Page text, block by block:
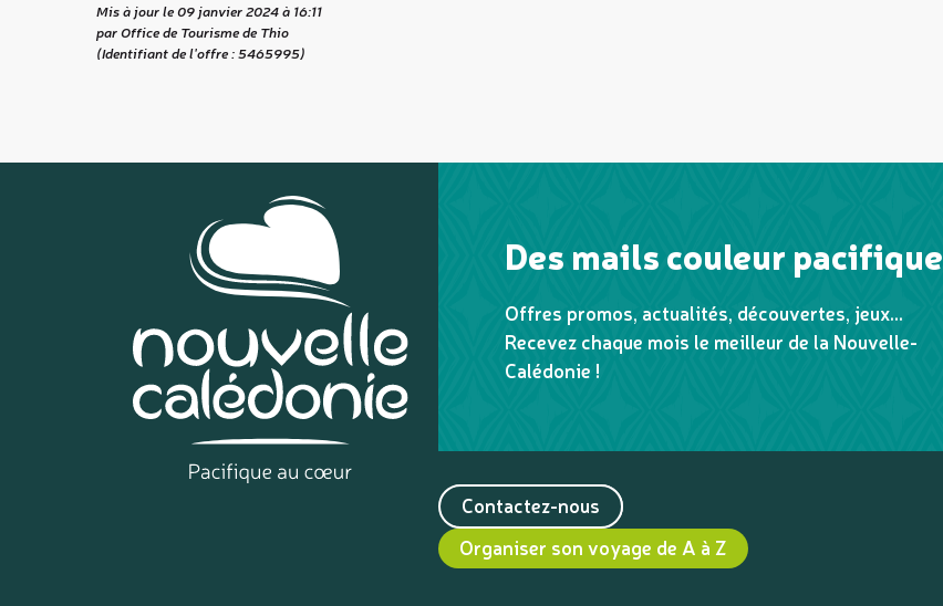
Mis à jour le 09 janvier 2024 à 16:11
par Office de Tourisme de Thio
(Identifiant de l'offre :5465995)
Des mails couleur pacifique
Offres promos, actualités, découvertes, jeux...
Recevez chaque mois le meilleur de la Nouvelle-
Calédonie !
Contactez-nous
Organiser son voyage de A à Z